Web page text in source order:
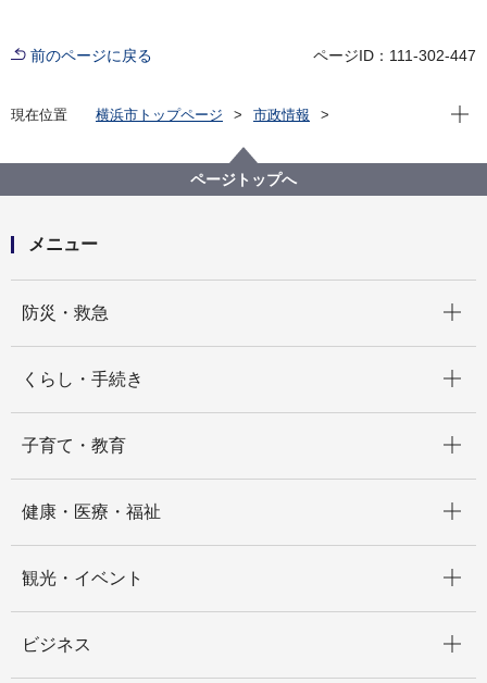
前のページに戻る ページID：111-302-447
現在位置 横浜市トップページ
市政情報
にぎわいスポーツ文化局
【中止】横浜ビー・コルセアーズがシーズン開幕にあ
たり山中 竹春 横浜市長を訪問します
現在
ページトップへ
メニュー
防災・救急
くらし・手続き
子育て・教育
健康・医療・福祉
観光・イベント
ビジネス